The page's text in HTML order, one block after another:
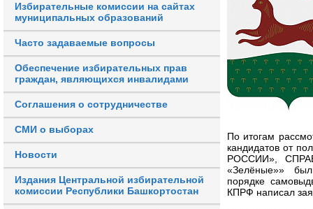
Избирательные комиссии на сайтах
муниципальных образований
Часто задаваемые вопросы
Обеспечение избирательных прав
граждан, являющихся инвалидами
Соглашения о сотрудничестве
СМИ о выборах
Новости
Издания Центральной избирательной
комиссии Республики Башкортостан
По итогам
кандидатов от
РОССИИ»,
«Зелёные»»
порядке
КПРФ написал